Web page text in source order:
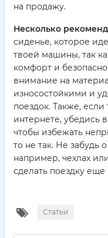
на продажу.
Несколько
сиденье, которое
твоей машины, так
комфорт и
внимание на
износостойкими и
поездок. Также,
интернете, убедись
чтобы избежать
то не так. Не забудь
например, чехлах
сделать поездку
Статьи